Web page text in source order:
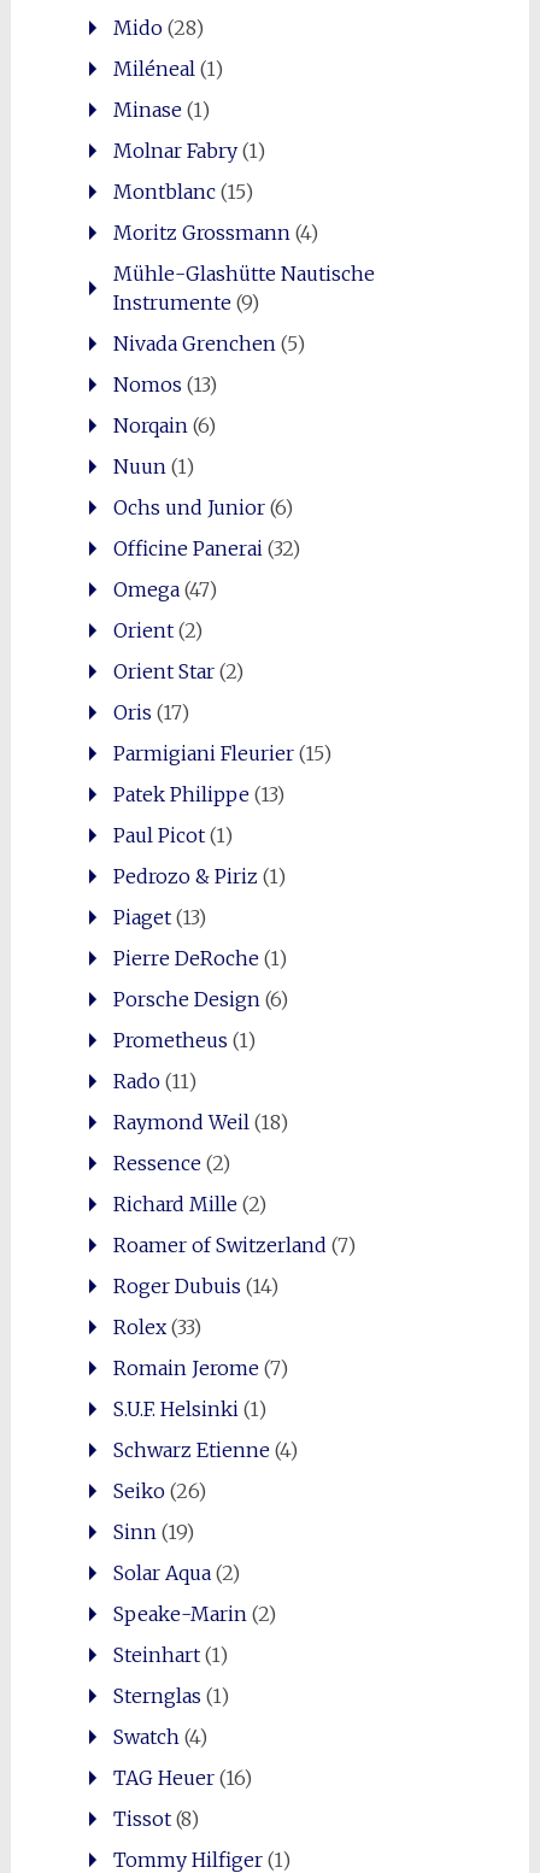
Mido(28)
Miléneal (1)
Minase(1)
Molnar Fabry(1)
Montblanc(15)
Moritz Grossmann (4)
Mühle-Glashütte Nautische
Instrumente(9)
Nivada Grenchen (5)
Nomos (13)
Norqain (6)
Nuun (1)
Ochs und Junior(6)
Officine Panerai (32)
Omega(47)
Orient(2)
Orient Star(2)
Oris (17)
Parmigiani Fleurier(15)
Patek Philippe(13)
Paul Picot(1)
Pedrozo & Piriz (1)
Piaget(13)
Pierre DeRoche(1)
Porsche Design (6)
Prometheus (1)
Rado(11)
Raymond Weil (18)
Ressence(2)
Richard Mille(2)
Roamer of Switzerland (7)
Roger Dubuis (14)
Rolex(33)
Romain Jerome(7)
S.U.F. Helsinki (1)
Schwarz Etienne(4)
Seiko(26)
Sinn (19)
Solar Aqua(2)
Speake-Marin (2)
Steinhart(1)
Sternglas (1)
Swatch (4)
TAG Heuer(16)
Tissot(8)
Tommy Hilfiger(1)